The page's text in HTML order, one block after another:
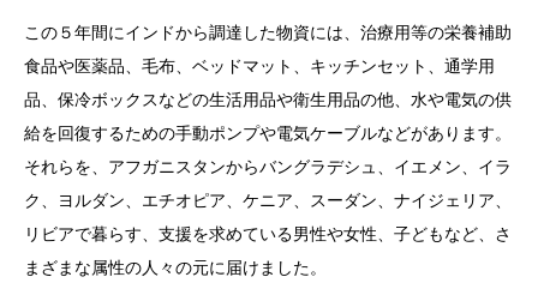
この５年間にインドから調達した物資には、治療用等の栄養補助
食品や医薬品、毛布、ベッドマット、キッチンセット、通学用
品、保冷ボックスなどの生活用品や衛生用品の他、水や電気の供
給を回復するための手動ポンプや電気ケーブルなどがあります。
それらを、アフガニスタンからバングラデシュ、イエメン、イラ
ク、ヨルダン、エチオピア、ケニア、スーダン、ナイジェリア、
リビアで暮らす、支援を求めている男性や女性、子どもなど、さ
まざまな属性の人々の元に届けました。